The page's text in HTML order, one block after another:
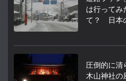
は行ってみ
て？ 日本
圧倒的に
木山神社